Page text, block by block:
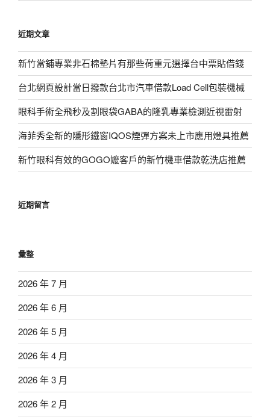
字:
近期文章
新竹當鋪專業非石棉墊片有那些荷重元選擇台中票貼借錢
台北網頁設計當日撥款台北市汽車借款Load Cell包裝機械
眼科手術全飛秒及割眼袋GABA的隆乳專業檢測近視雷射
海菲秀全新的隱形鐵窗IQOS煙彈方案未上市應用燈具推薦
新竹眼科有效的GOGO嬤客戶的新竹機車借款乾洗店推薦
近期留言
彙整
2026 年 7 月
2026 年 6 月
2026 年 5 月
2026 年 4 月
2026 年 3 月
2026 年 2 月